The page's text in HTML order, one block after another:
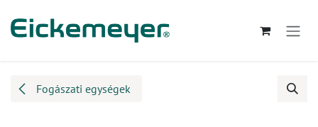
Fogászati egységek